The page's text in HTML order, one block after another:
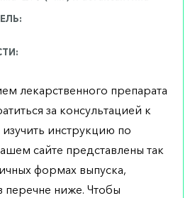
лекарственного препарата
за консультацией к
инструкцию по
сайте представлены так
формах выпуска,
перечне ниже. Чтобы